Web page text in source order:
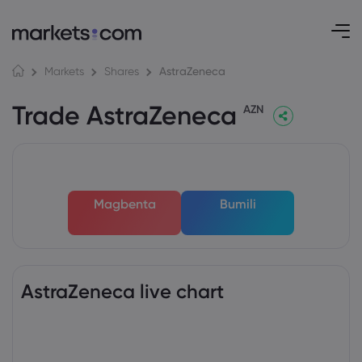
Markets Shares AstraZeneca
Trade AstraZeneca AZN
Magbenta Bumili
AstraZeneca live chart